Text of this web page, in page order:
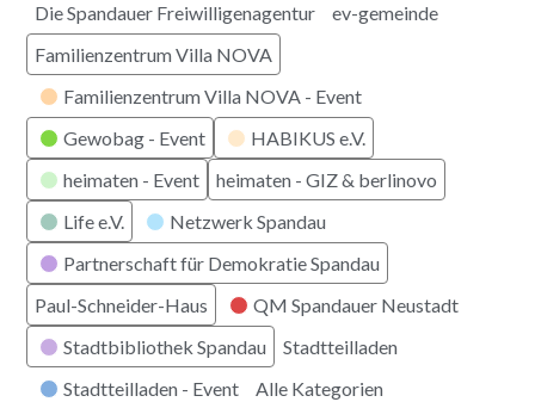
Die Spandauer Freiwilligenagentur
ev-gemeinde
Familienzentrum Villa NOVA
Familienzentrum Villa NOVA - Event
Gewobag - Event
HABIKUS e.V.
heimaten - Event
heimaten - GIZ & berlinovo
Life e.V.
Netzwerk Spandau
Partnerschaft für Demokratie Spandau
Paul-Schneider-Haus
QM Spandauer Neustadt
Stadtbibliothek Spandau
Stadtteilladen
Stadtteilladen - Event
Alle Kategorien